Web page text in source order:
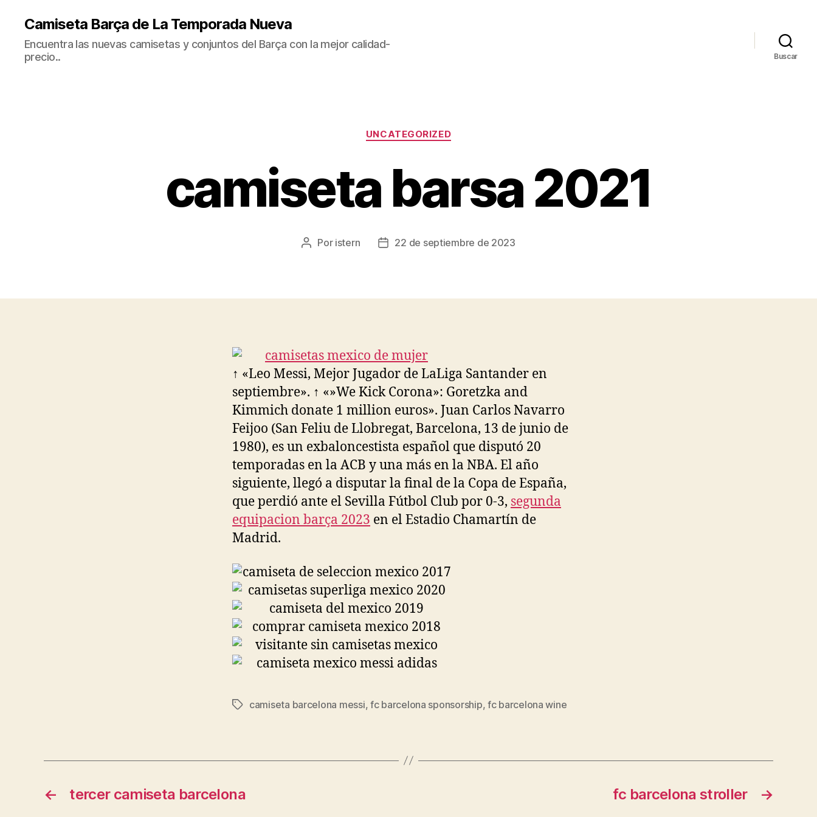
Camiseta Barça de La Temporada Nueva
Encuentra las nuevas camisetas y conjuntos del Barça con la mejor calidad-
precio..
Buscar
Categorías
UNCATEGORIZED
camiseta barsa 2021
Autor
Por istern
Fecha22 de septiembre de 2023
↑ «Leo Messi, Mejor Jugador de LaLiga Santander en
septiembre». ↑ «»We Kick Corona»: Goretzka and
Kimmich donate 1 million euros». Juan Carlos Navarro
Feijoo (San Feliu de Llobregat, Barcelona, 13 de junio de
1980), es un exbaloncestista español que disputó 20
temporadas en la ACB y una más en la NBA. El año
siguiente, llegó a disputar la final de la Copa de España,
que perdió ante el Sevilla Fútbol Club por 0-3, segunda
equipacion barça 2023 en el Estadio Chamartín de
Madrid.
Etiquetas
camiseta barcelona messi, fc barcelona sponsorship, fc barcelona wine
← tercer camiseta barcelona →
fc barcelona stroller